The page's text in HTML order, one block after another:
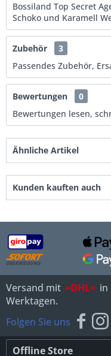
Bossiland Top Secret
Schoko und Karamell
Zubehör
3
Passendes Zubehör,
Bewertungen
0
Bewertungen lesen,
Ähnliche Artikel
Kunden kauften auch
Versand mit =DHL= in
Werktagen.
Folgen Sie uns
Offline Store